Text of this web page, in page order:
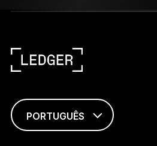
PORTUGUÊS